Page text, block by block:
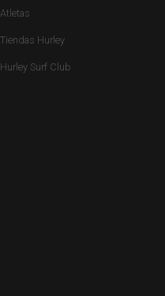
Atletas
Tiendas Hurley
Hurley Surf Club